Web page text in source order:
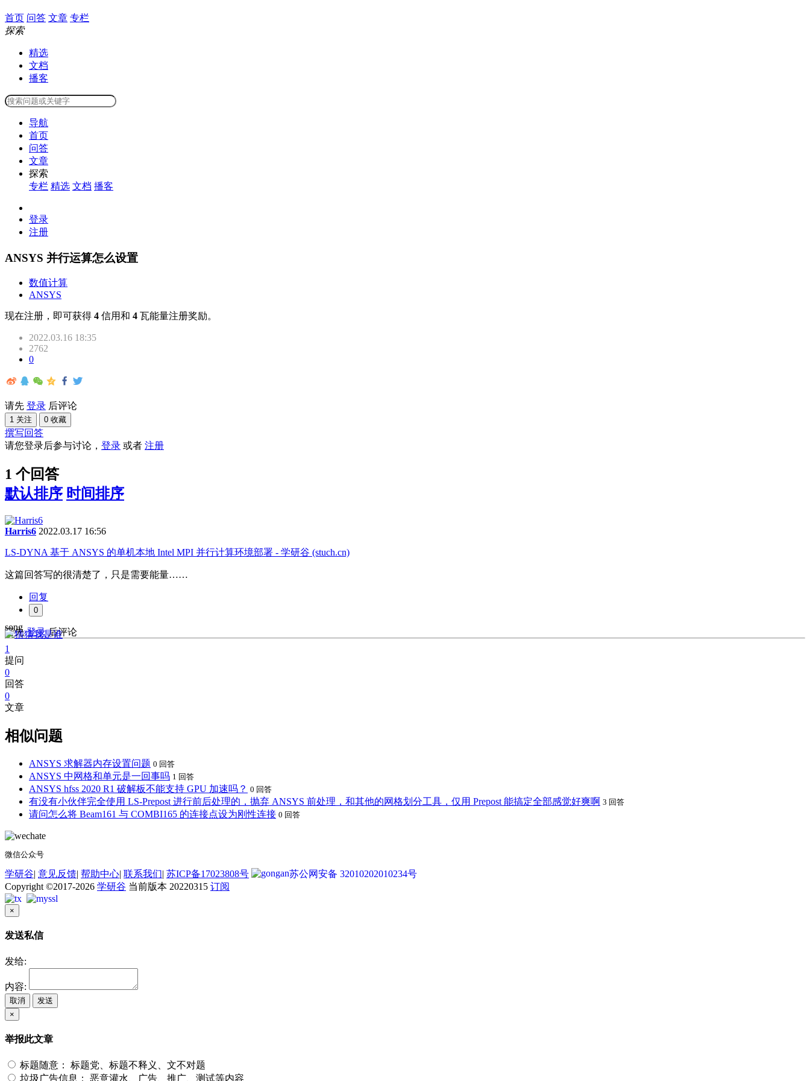
首页 问答 文章 专栏
探索
精选
文档
播客
导航
首页
问答
文章
探索
专栏 精选 文档 播客
登录
注册
ANSYS 并行运算怎么设置
数值计算
ANSYS
现在注册，即可获得 4 信用和 4 瓦能量注册奖励。
2022.03.16 18:35
2762
0
请先 登录 后评论
1 关注 0 收藏
撰写回答
请您登录后参与讨论， 登录 或者 注册
1 个回答
默认排序 时间排序
Harris6 2022.03.17 16:56
LS-DYNA 基于 ANSYS 的单机本地 Intel MPI 并行计算环境部署 - 学研谷 (stuch.cn)
这篇回答写的很清楚了，只是需要能量……
回复
0
请先登录后评论
song
1
提问
0
回答
0
文章
相似问题
ANSYS 求解器内存设置问题 0 回答
ANSYS 中网格和单元是一回事吗 1 回答
ANSYS hfss 2020 R1 破解板不能支持 GPU 加速吗？ 0 回答
有没有小伙伴完全使用 LS-Prepost 进行前后处理的，抛弃 ANSYS 前处理，和其他的网格划分工具，仅用 Prepost 能搞定全部感觉好爽啊 3 回答
请问怎么将 Beam161 与 COMBI165 的连接点设为刚性连接 0 回答
微信公众号
学研谷| 意见反馈| 帮助中心| 联系我们| 苏ICP备17023808号
苏公网安备 32010202010234号
Copyright ©2017-2026 学研谷 当前版本 20220315 订阅
×
发送私信
发给:
内容:
取消
发送
×
举报此文章
标题随意： 标题党、标题不释义、文不对题
垃圾广告信息： 恶意灌水、广告、推广、测试等内容